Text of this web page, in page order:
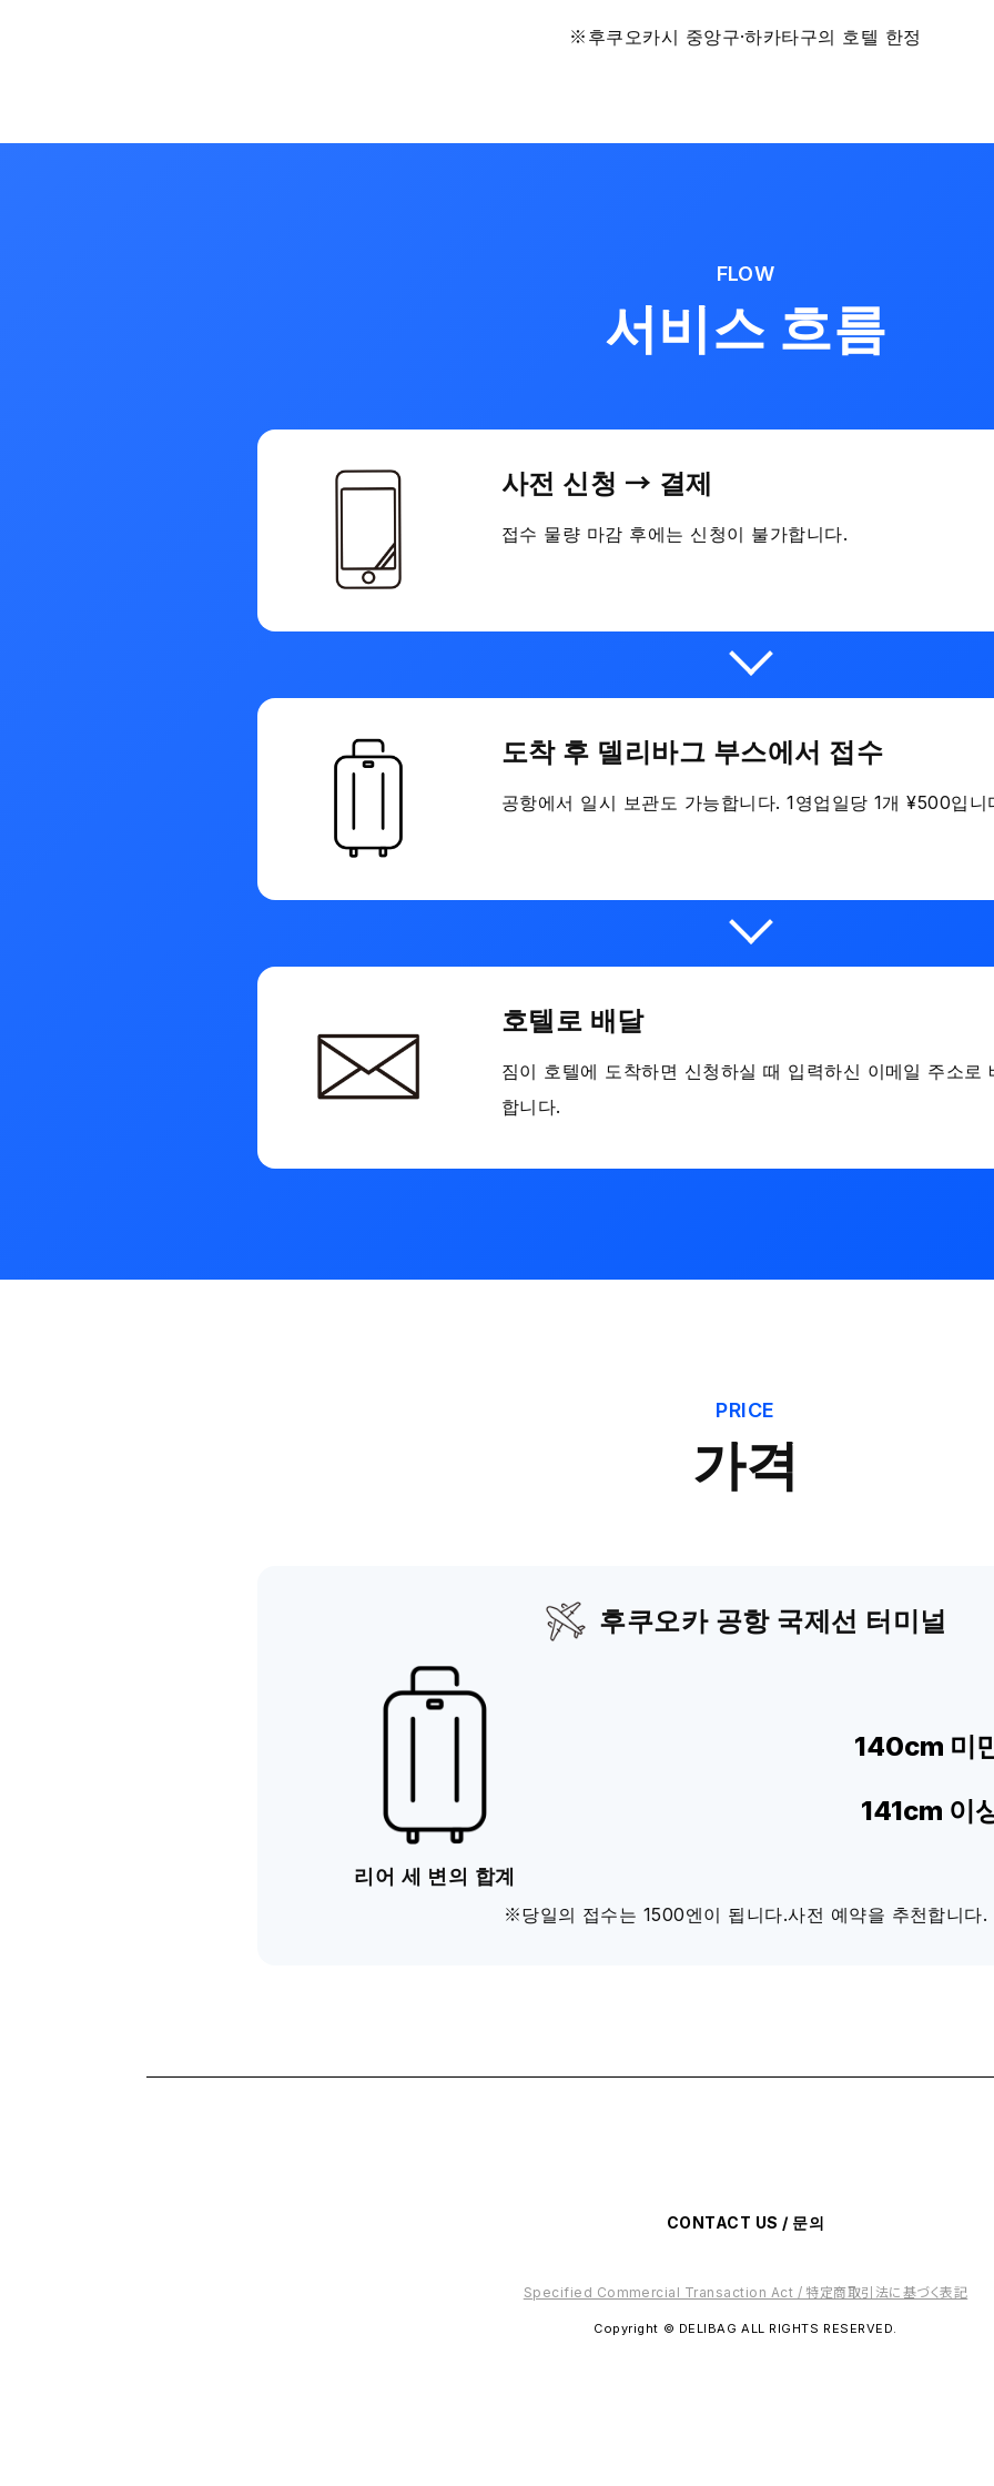
※후쿠오카시 중앙구·하카타구의 호텔 한정
FLOW
서비스 흐름
사전 신청 → 결제
접수 물량 마감 후에는 신청이 불가합니다.
도착 후 델리바그 부스에서 접수
공항에서 일시 보관도 가능합니다. 1영업일당 1개 ¥500입니
호텔로 배달
짐이 호텔에 도착하면 신청하실 때 입력하신 이메일 주소로
합니다.
PRICE
가격
후쿠오카 공항 국제선 터미널
리어 세 변의 합계
140cm 미
141cm 이
※당일의 접수는 1500엔이 됩니다.사전 예약을 추천합니다.
CONTACT US / 문의
Specified Commercial Transaction Act / 特定商取引法に基づく表記
Copyright © DELIBAG ALL RIGHTS RESERVED.